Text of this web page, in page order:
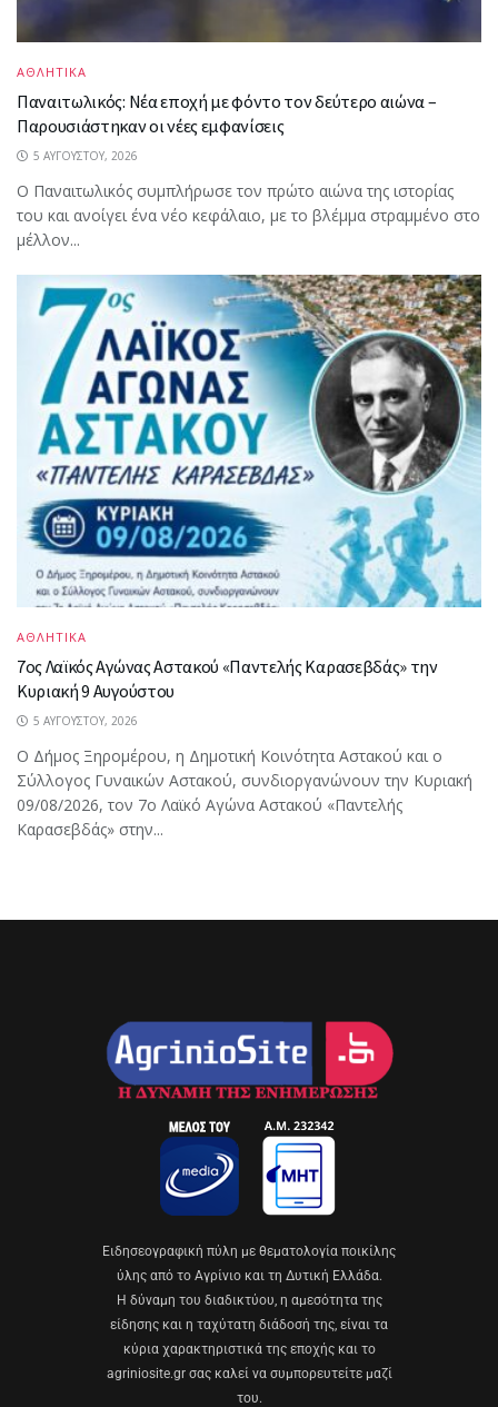
ΑΘΛΗΤΙΚΑ
Παναιτωλικός: Νέα εποχή με φόντο τον δεύτερο αιώνα –
Παρουσιάστηκαν οι νέες εμφανίσεις
5 ΑΥΓΟΎΣΤΟΥ, 2026
Ο Παναιτωλικός συμπλήρωσε τον πρώτο αιώνα της ιστορίας
του και ανοίγει ένα νέο κεφάλαιο, με το βλέμμα στραμμένο στο
μέλλον...
ΑΘΛΗΤΙΚΑ
7ος Λαϊκός Αγώνας Αστακού «Παντελής Καρασεβδάς» την
Κυριακή 9 Αυγούστου
5 ΑΥΓΟΎΣΤΟΥ, 2026
Ο Δήμος Ξηρομέρου, η Δημοτική Κοινότητα Αστακού και ο
Σύλλογος Γυναικών Αστακού, συνδιοργανώνουν την Κυριακή
09/08/2026, τον 7ο Λαϊκό Αγώνα Αστακού «Παντελής
Καρασεβδάς» στην...
Eιδησεογραφική πύλη με θεματολογία ποικίλης
ύλης από το Αγρίνιο και τη Δυτική Ελλάδα.
Η δύναμη του διαδικτύου, η αμεσότητα της
είδησης και η ταχύτατη διάδοσή της, είναι τα
κύρια χαρακτηριστικά της εποχής και το
agriniosite.gr σας καλεί να συμπορευτείτε μαζί
του.